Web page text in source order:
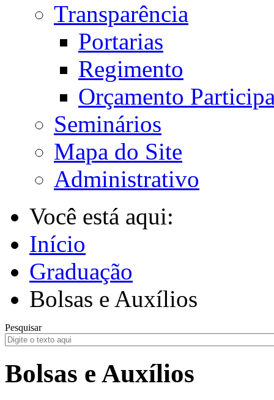
Transparência
Portarias
Regimento
Orçamento
Seminários
Mapa do Site
Administrativo
Você está aqui:
Início
Graduação
Bolsas e Auxílios
Pesquisar
Bolsas e Auxílios